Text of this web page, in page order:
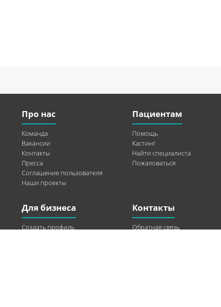
Про нас
Команда
Вакансии
Контакты
Пресса
Соглашение пользователя
Наши проекты
Пациентам
Помощь
Кастинг
Найти специалиста
Пожаловаться
Для бизнеса
Создать профиль
Контакты
Обратная связь